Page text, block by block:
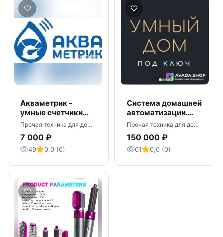
Акваметрик -
умные счетчики
для воды
Прочая техника для дома · Москва
7 000 ₽
49 0,0 (0)
Система домашней
автоматизации.
Умный Дом.
Прочая техника для дома · Саратов
150 000 ₽
61 0,0 (0)